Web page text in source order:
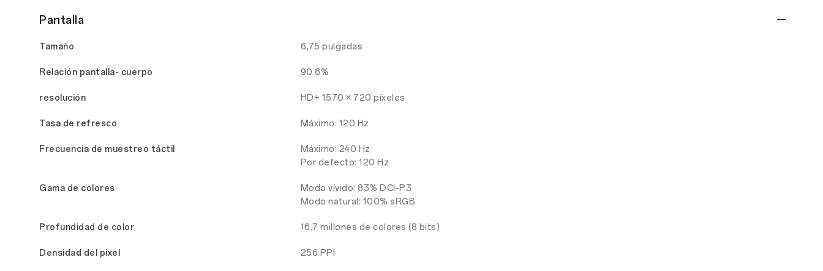
Pantalla
Tamaño 6,75 pulgadas
Relación pantalla- cuerpo 90.6%
resolución HD+ 1570 × 720 píxeles
Tasa de refresco Máximo: 120 Hz
Frecuencia de muestreo táctil
Máximo: 240 Hz
Por defecto: 120 Hz
Gama de colores
Modo vívido: 83% DCI-P3
Modo natural: 100% sRGB
Profundidad de color 16,7 millones de colores (8 bits)
Densidad del pixel 256 PPI